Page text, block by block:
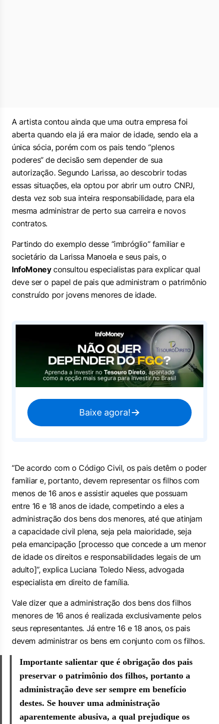
A artista contou ainda que uma outra empresa foi
aberta quando ela já era maior de idade, sendo ela a
única sócia, porém com os pais tendo “plenos
poderes” de decisão sem depender de sua
autorização. Segundo Larissa, ao descobrir todas
essas situações, ela optou por abrir um outro CNPJ,
desta vez sob sua inteira responsabilidade, para ela
mesma administrar de perto sua carreira e novos
contratos.
Partindo do exemplo desse “imbróglio” familiar e
societário da Larissa Manoela e seus pais, o
InfoMoneyconsultou especialistas para explicar qual
deve ser o papel de pais que administram o patrimônio
construído por jovens menores de idade.
Baixe agora!
“De acordo com o Código Civil, os pais detêm o poder
familiar e, portanto, devem representar os filhos com
menos de 16 anos e assistir aqueles que possuam
entre 16 e 18 anos de idade, competindo a eles a
administração dos bens dos menores, até que atinjam
a capacidade civil plena, seja pela maioridade, seja
pela emancipação [processo que concede a um menor
de idade os direitos e responsabilidades legais de um
adulto]”, explica Luciana Toledo Niess, advogada
especialista em direito de família.
Vale dizer que a administração dos bens dos filhos
menores de 16 anos é realizada exclusivamente pelos
seus representantes. Já entre 16 e 18 anos, os pais
devem administrar os bens em conjunto com os filhos.
Importante salientar que é obrigação dos pais
preservar o patrimônio dos filhos, portanto a
administração deve ser sempre em benefício
destes. Se houver uma administração
aparentemente abusiva, a qual prejudique os